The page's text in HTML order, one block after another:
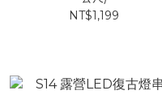
NT$1,199